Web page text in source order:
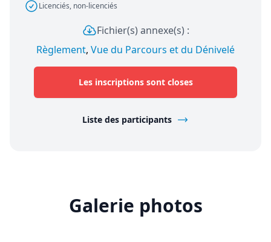
Licenciés, non-licenciés
Fichier(s) annexe(s) :
Règlement, Vue du Parcours et du Dénivelé
Les inscriptions sont closes
Liste des participants
Galerie photos